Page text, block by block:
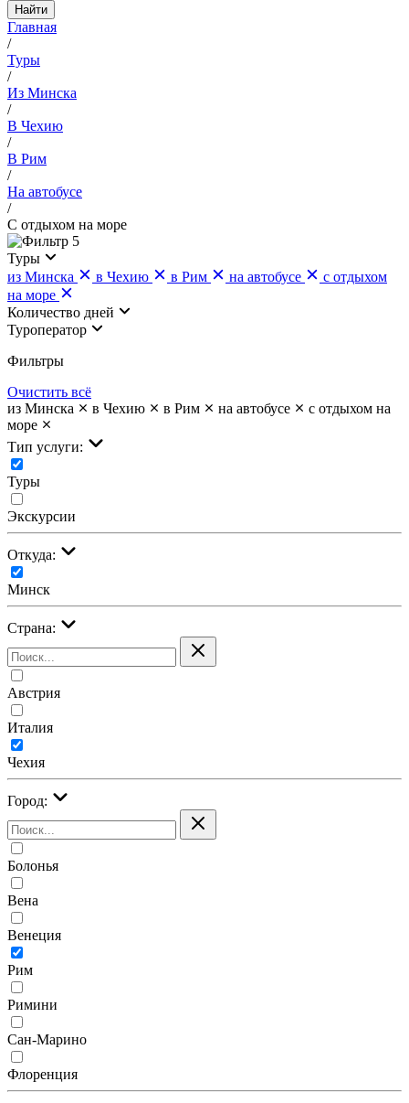
Найти
Главная
/
Туры
/
Из Минска
/
В Чехию
/
В Рим
/
На автобусе
/
С отдыхом на море
5
Туры
из Минска
в Чехию в Рим на автобусе
с отдыхом
на море
Количество дней
Туроператор
Фильтры
Очистить всё
из Минска
в Чехию в Рим на автобусе
с отдыхом на
море
Тип услуги:
Туры
Экскурсии
Откуда:
Минск
Страна:
Австрия
Италия
Чехия
Город:
Болонья
Вена
Венеция
Рим
Римини
Сан-Марино
Флоренция